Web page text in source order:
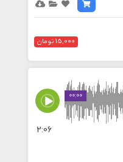
15,000 تومان
00:00
2:06